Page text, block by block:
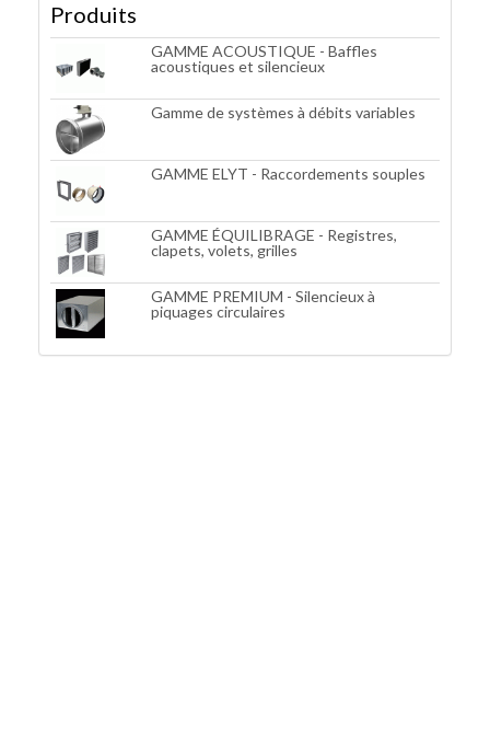
Produits
GAMME ACOUSTIQUE - Baffles
acoustiques et silencieux
Gamme de systèmes à débits variables
GAMME ELYT - Raccordements souples
GAMME ÉQUILIBRAGE - Registres,
clapets, volets, grilles
GAMME PREMIUM - Silencieux à
piquages circulaires